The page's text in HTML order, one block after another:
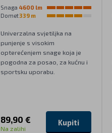
Snaga 4600 lm
Domet339 m
Univerzalna svjetiljka na
punjenje s visokim
opterećenjem snage koja je
pogodna za posao, za kućnu i
sportsku uporabu.
89,90 €
Na zalihi
Kupiti